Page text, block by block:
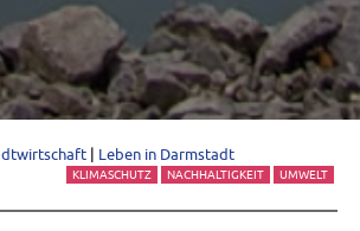
Leben in Darmstadt
KLIMASCHUTZ NACHHALTIGKEIT UMWELT